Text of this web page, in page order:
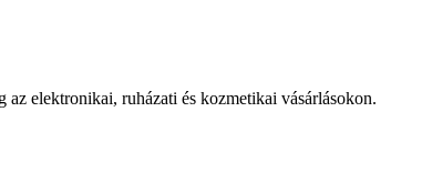
elektronikai, ruházati és kozmetikai vásárlásokon.